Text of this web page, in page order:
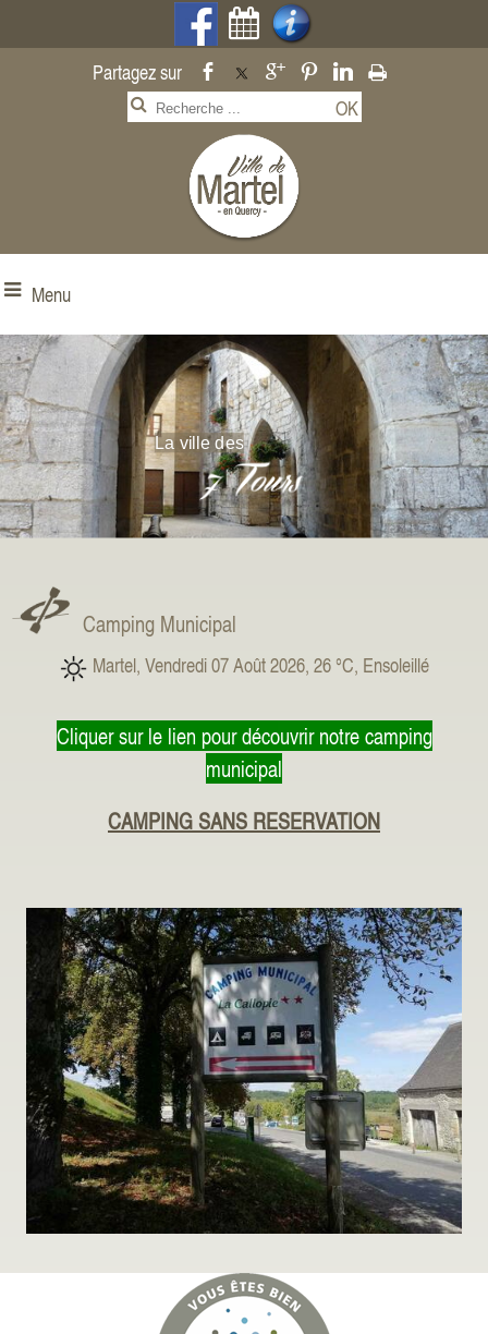
Menu
La ville des
Camping Municipal
Martel, Vendredi 07 Août 2026, 26 °C, Ensoleillé
Cliquer sur le lien pour découvrir notre camping
municipal
CAMPING SANS RESERVATION